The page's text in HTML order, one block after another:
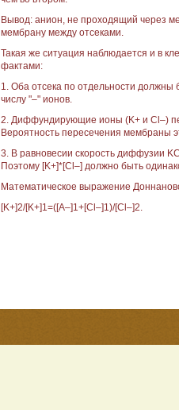
Вывод: анион, не проходящий через
мембрану между отсеками.
Такая же ситуация наблюдается и в
фактами:
1. Оба отсека по отдельности должны
числу "–" ионов.
2. Диффундирующие ионы (K+ и Cl–)
Вероятность пересечения мембраны
3. В равновесии скорость диффузии
Поэтому [K+]*[Cl–] должно быть
Математическое выражение
[K+]2/[K+]1=([A–]1+[Cl–]1)/[Cl–]2.